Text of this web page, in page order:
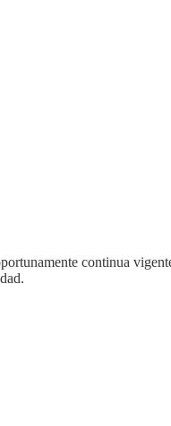
continua